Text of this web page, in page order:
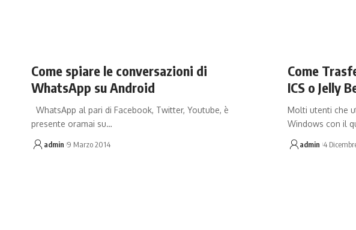
Come spiare le conversazioni di
WhatsApp su Android
WhatsApp al pari di Facebook, Twitter, Youtube, è
presente oramai su…
admin 9 Marzo 2014
Come
ICS o Jelly
Molti utenti che
Windows con il
admin 4